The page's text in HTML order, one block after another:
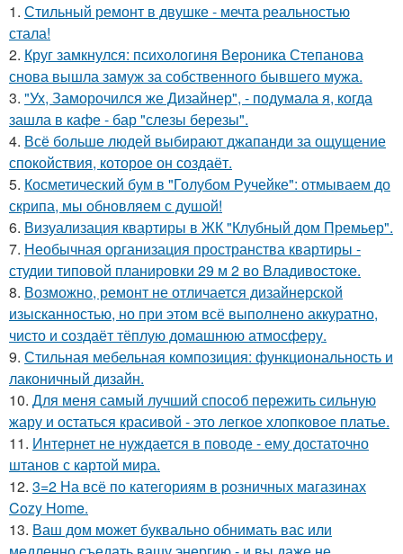
1. Стильный ремонт в двушке - мечта реальностью
стала!
2. Круг замкнулся: психологиня Вероника Степанова
снова вышла замуж за собственного бывшего мужа.
3. "Ух, Заморочился же Дизайнер", - подумала я, когда
зашла в кафе - бар "слезы березы".
4. Всё больше людей выбирают джапанди за ощущение
спокойствия, которое он создаёт.
5. Косметический бум в "Голубом Ручейке": отмываем до
скрипа, мы обновляем с душой!
6. Визуализация квартиры в ЖК "Клубный дом Премьер".
7. Необычная организация пространства квартиры -
студии типовой планировки 29 м 2 во Владивостоке.
8. Возможно, ремонт не отличается дизайнерской
изысканностью, но при этом всё выполнено аккуратно,
чисто и создаёт тёплую домашнюю атмосферу.
9. Стильная мебельная композиция: функциональность и
лаконичный дизайн.
10. Для меня самый лучший способ пережить сильную
жару и остаться красивой - это легкое хлопковое платье.
11. Интернет не нуждается в поводе - ему достаточно
штанов с картой мира.
12. 3=2 На всё по категориям в розничных магазинах
Cozy Home.
13. Ваш дом может буквально обнимать вас или